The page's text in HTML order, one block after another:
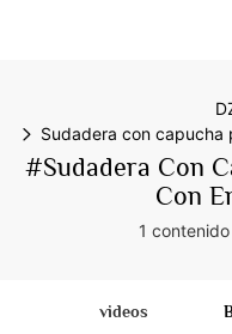
Sudadera con capucha
#Sudadera Con
Con
1 contenido
videos